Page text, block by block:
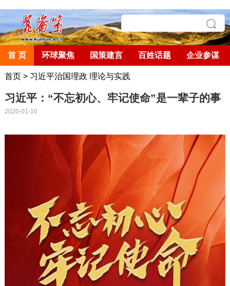
首 页 环球聚焦 国策建言 百姓话题 企业参谋
首页> 习近平治国理政 理论与实践
习近平：“不忘初心、牢记使命”是一辈子的事
2020-01-10